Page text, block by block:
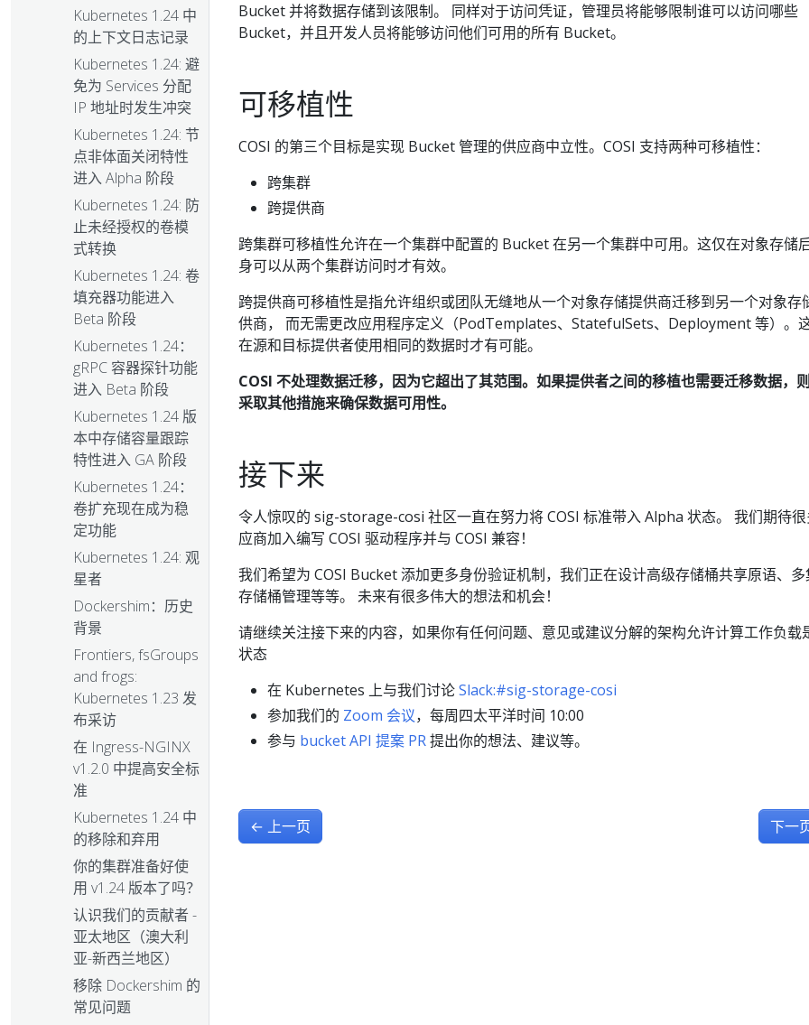
Kubernetes 1.24 中
的上下文日志记录
Kubernetes 1.24: 避
免为 Services 分配
IP 地址时发生冲突
Kubernetes 1.24: 节
点非体面关闭特性
进入 Alpha 阶段
Kubernetes 1.24: 防
止未经授权的卷模
式转换
Kubernetes 1.24: 卷
填充器功能进入
Beta 阶段
Kubernetes 1.24：
gRPC 容器探针功能
进入 Beta 阶段
Kubernetes 1.24 版
本中存储容量跟踪
特性进入 GA 阶段
Kubernetes 1.24：
卷扩充现在成为稳
定功能
Kubernetes 1.24: 观
星者
Dockershim：历史
背景
Frontiers, fsGroups
and frogs:
Kubernetes 1.23 发
布采访
在 Ingress-NGINX
v1.2.0 中提高安全标
准
Kubernetes 1.24 中
的移除和弃用
你的集群准备好使
用 v1.24 版本了吗？
认识我们的贡献者 -
亚太地区（澳大利
亚-新西兰地区）
移除 Dockershim 的
常见问题
Bucket 并将数据存储到该限制。 同样对于访问凭证，管理员将能够限制谁可以访问哪些
Bucket，并且开发人员将能够访问他们可用的所有 Bucket。
可移植性
COSI 的第三个目标是实现 Bucket 管理的供应商中立性。COSI 支持两种可移植性：
跨集群
跨提供商
跨集群可移植性允许在一个集群中配置的 Bucket 在另一个集群中可用。这仅在对象存储
身可以从两个集群访问时才有效。
跨提供商可移植性是指允许组织或团队无缝地从一个对象存储提供商迁移到另一个对象存
供商， 而无需更改应用程序定义（PodTemplates、StatefulSets、Deployment 等）。
在源和目标提供者使用相同的数据时才有可能。
COSI 不处理数据迁移，因为它超出了其范围。如果提供者之间的移植也需要迁移数据，
采取其他措施来确保数据可用性。
接下来
令人惊叹的 sig-storage-cosi 社区一直在努力将 COSI 标准带入 Alpha 状态。 我们期待
应商加入编写 COSI 驱动程序并与 COSI 兼容！
我们希望为 COSI Bucket 添加更多身份验证机制，我们正在设计高级存储桶共享原语、
存储桶管理等等。 未来有很多伟大的想法和机会！
请继续关注接下来的内容，如果你有任何问题、意见或建议分解的架构允许计算工作负载
状态
在 Kubernetes 上与我们讨论Slack:#sig-storage-cosi
参加我们的 Zoom 会议，每周四太平洋时间 10:00
参与 bucket API 提案 PR提出你的想法、建议等。
← 上一页 下一